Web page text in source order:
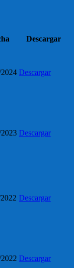
Descargar
Descargar
Descargar
Descargar
Descargar